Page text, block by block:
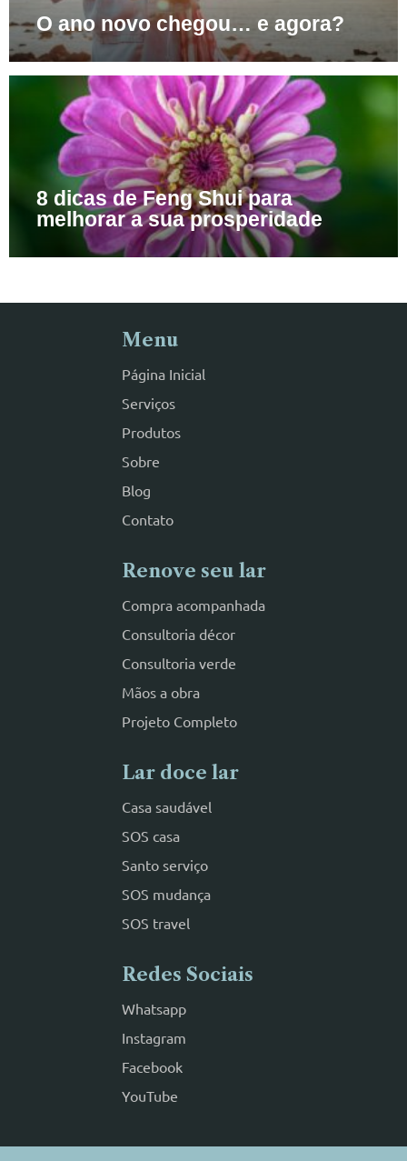
O ano novo chegou… e agora?
8 dicas de Feng Shui para
melhorar a sua prosperidade
Menu
Página Inicial
Serviços
Produtos
Sobre
Blog
Contato
Renove seu lar
Compra acompanhada
Consultoria décor
Consultoria verde
Mãos a obra
Projeto Completo
Lar doce lar
Casa saudável
SOS casa
Santo serviço
SOS mudança
SOS travel
Redes Sociais
Whatsapp
Instagram
Facebook
YouTube